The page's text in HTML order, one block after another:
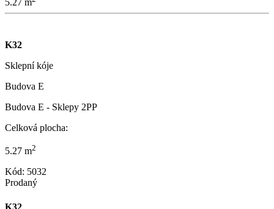
5.27 m
K32
Sklepní kóje
Budova E
Budova E - Sklepy 2PP
Celková plocha:
5.27 m2
Kód: 5032
Prodaný
K32